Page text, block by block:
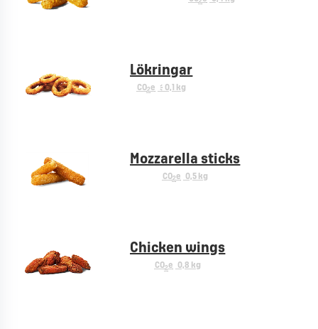
2
Lökringar
CO2e < 0,1 kg
Mozzarella sticks
CO2e 0,5 kg
Chicken wings
CO2e 0,8 kg